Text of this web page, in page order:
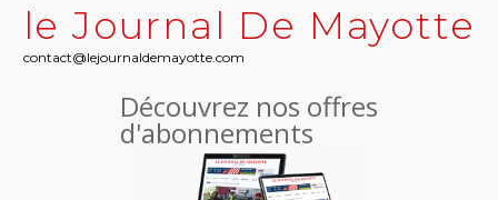
le Journal De Mayotte
contact@lejournaldemayotte.com
Découvrez nos offres
d'abonnements